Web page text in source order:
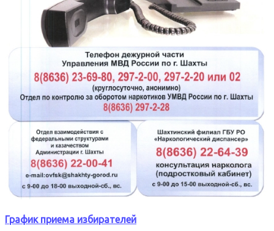
График приема избирателей